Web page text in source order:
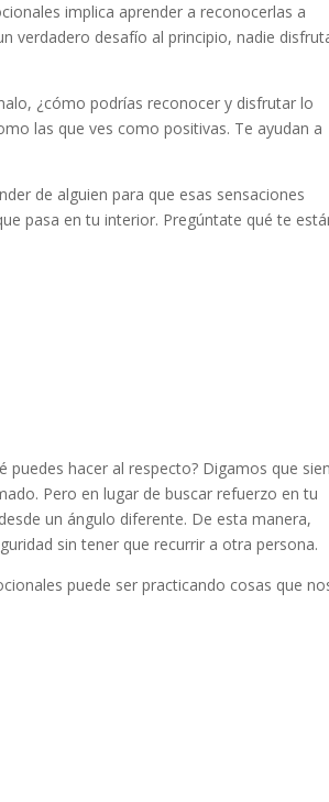
implica aprender a reconocerlas a
verdadero desafío al principio, nadie
¿cómo podrías reconocer y disfrutar lo
las que ves como positivas. Te ayudan a
de alguien para que esas sensaciones
pasa en tu interior. Pregúntate qué te
hacer al respecto? Digamos que
Pero en lugar de buscar refuerzo en tu
un ángulo diferente. De esta manera,
sin tener que recurrir a otra persona.
puede ser practicando cosas que